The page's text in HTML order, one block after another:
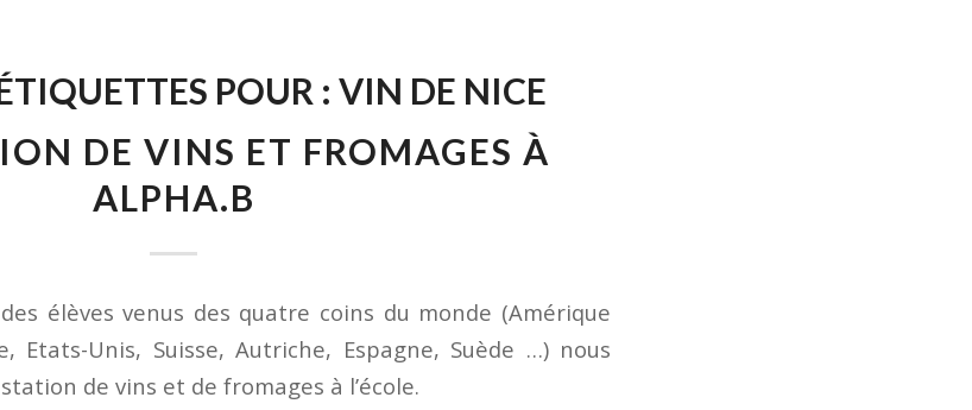
POUR : VIN DE NICE
DE VINS ET FROMAGES À
ALPHA.B
élèves venus des quatre coins du monde (Amérique
Etats-Unis, Suisse, Autriche, Espagne, Suède …) nous
de vins et de fromages à l’école.